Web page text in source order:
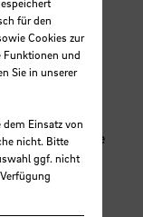
möchten.
den
thematische
für den
Cookies zur
Funktionen und
Sie in unserer
Einsatz von
nicht. Bitte
ggf. nicht